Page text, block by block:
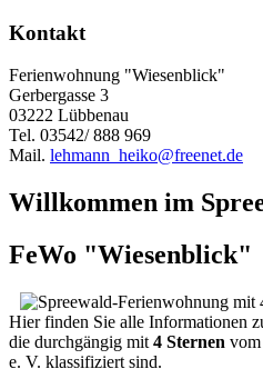
Kontakt
Ferienwohnung "Wiesenblick"
Gerbergasse 3
03222 Lübbenau
Tel. 03542/ 888 969
Mail. lehmann_heiko@freenet.de
Willkommen im
FeWo "Wiesenblick"
Hier finden Sie alle Informationen
die durchgängig mit 4 Sternen vom
e. V. klassifiziert sind.